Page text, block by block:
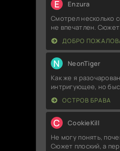
E Enzura
Смотрел несколько
не впечатлен.
ДОБРО
N NeonTiger
Как же я
интригующее, но
ОСТРОВ БРАВА
C CookieKill
Не могу понять,
Сюжет плоский, а